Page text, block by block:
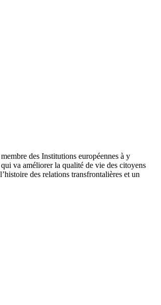
des Institutions européennes à y
va améliorer la qualité de vie des citoyens
des relations transfrontalières et un